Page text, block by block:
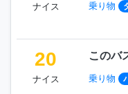
ナイス 乗り物
20
ナイス
このバ
乗り物